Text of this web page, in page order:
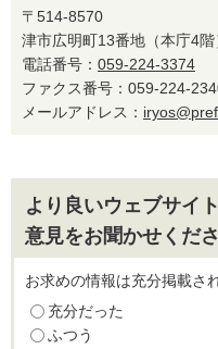
〒514-8570
津市広明町13番地（本庁4階
電話番号： 059-224-3374
ファクス番号：059-224-
メールアドレス：
より良いウェブサイ
意見をお聞かせくだ
お求めの情報は充分掲載さ
充分だった
ふつう